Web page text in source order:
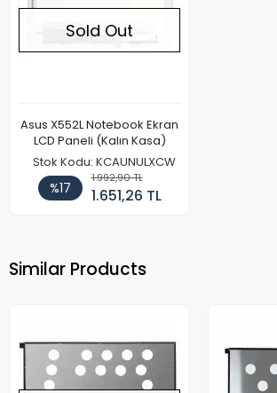
Sold Out
Asus X552L Notebook Ekran
LCD Paneli (Kalın Kasa)
Stok Kodu: KCAUNULXCW
%17
1.992,90 TL
1.651,26 TL
Similar Products